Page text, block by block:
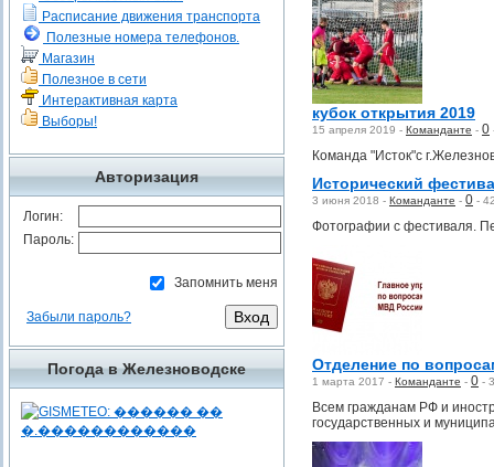
Расписание движения транспорта
Полезные номера телефонов.
Магазин
Полезное в сети
Интерактивная карта
Выборы!
Авторизация
Логин:
Пароль:
Запомнить меня
Забыли пароль?
Погода в Железноводске
кубок открытия 2019
15 апреля 2019 - Команданте - 0
Команда "Исток"с
Исторический
3 июня 2018 - Команданте - 0 -
Фотографии с фестиваля.
Отделение по
1 марта 2017 - Команданте - 0 -
Всем гражданам РФ и
государственных и